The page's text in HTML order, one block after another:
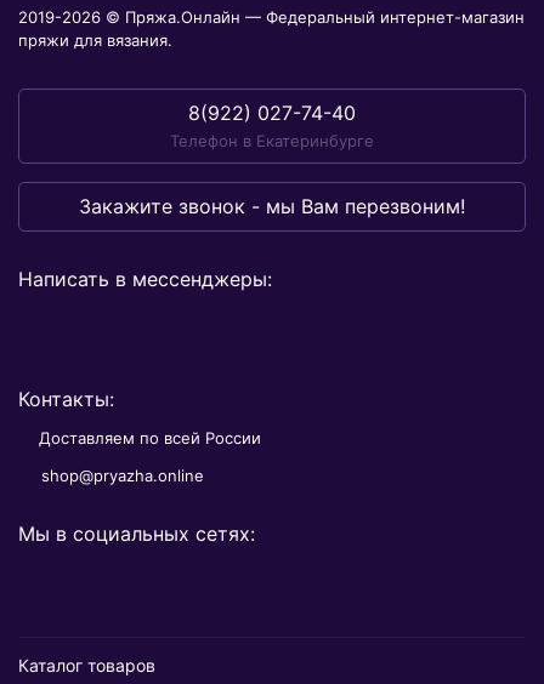
2019-2026 © Пряжа.Онлайн — Федеральный интернет-магазин
пряжи для вязания.
8(922) 027-74-40
Телефон в Екатеринбурге
Закажите звонок - мы Вам перезвоним!
Написать в мессенджеры:
Контакты:
Доставляем по всей России
shop@pryazha.online
Мы в социальных сетях:
Каталог товаров